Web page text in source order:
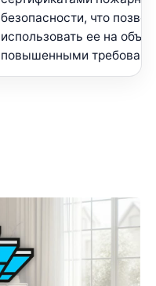
безопасности, что
использовать ее на
повышенными